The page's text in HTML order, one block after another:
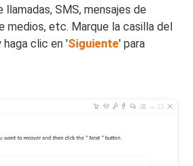
SMS, mensajes de
medios, etc. Marque la casilla del
haga clic en 'Siguiente' para